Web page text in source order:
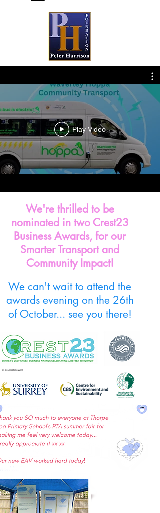
Play Video
We're thrilled to be
nominated in two Crest23
Business Awards, for our
Smarter Transport and
Community Impact!
We can't wait to attend the
awards evening on the 26th
of October... see you there!